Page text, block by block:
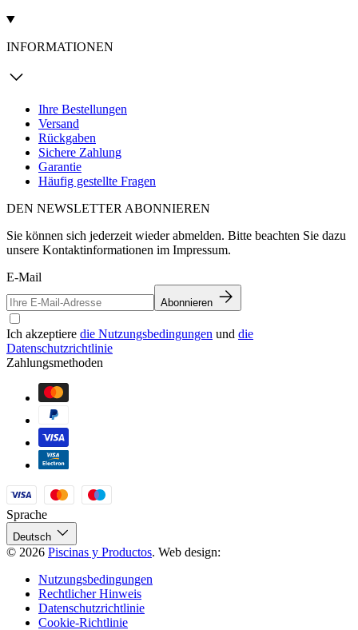
INFORMATIONEN
Ihre Bestellungen
Versand
Rückgaben
Sichere Zahlung
Garantie
Häufig gestellte Fragen
DEN NEWSLETTER ABONNIEREN
Sie können sich jederzeit wieder abmelden. Bitte beachten Sie dazu
unsere Kontaktinformationen im Impressum.
E-Mail
Abonnieren
Ich akzeptiere die Nutzungsbedingungen und die
Datenschutzrichtlinie
Zahlungsmethoden
Sprache
Deutsch
© 2026 Piscinas y Productos. Web design:
Nutzungsbedingungen
Rechtlicher Hinweis
Datenschutzrichtlinie
Cookie-Richtlinie